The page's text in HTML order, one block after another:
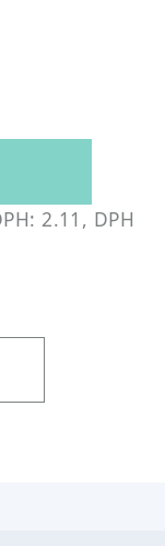
2.11, DPH